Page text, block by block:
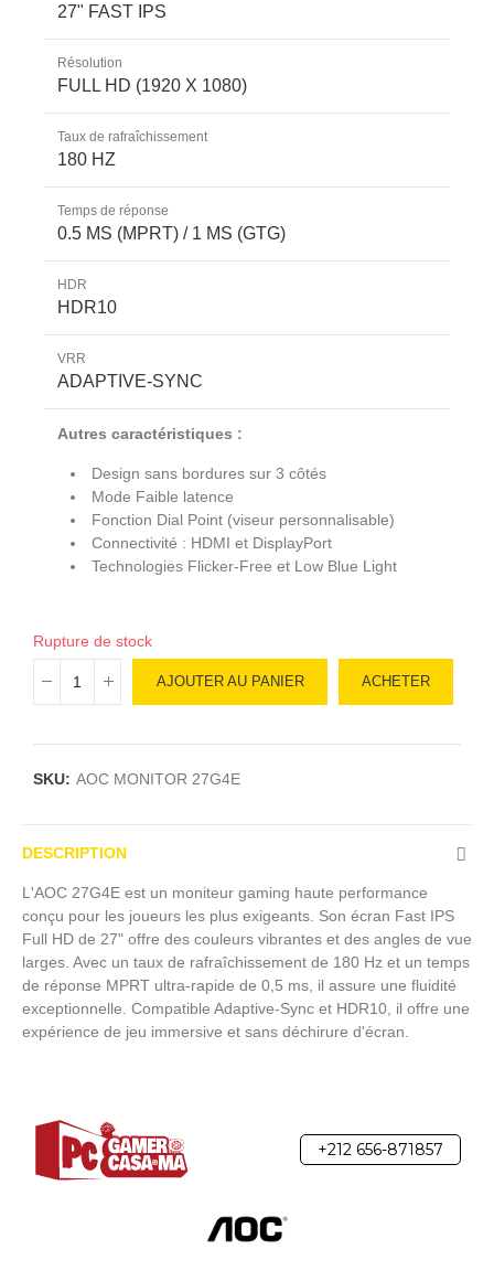
27" FAST IPS
Résolution
FULL HD (1920 X 1080)
Taux de rafraîchissement
180 HZ
Temps de réponse
0.5 MS (MPRT) / 1 MS (GTG)
HDR
HDR10
VRR
ADAPTIVE-SYNC
Autres caractéristiques :
Design sans bordures sur 3 côtés
Mode Faible latence
Fonction Dial Point (viseur personnalisable)
Connectivité : HDMI et DisplayPort
Technologies Flicker-Free et Low Blue Light
Rupture de stock
AJOUTER AU PANIER ACHETER
SKU: AOC MONITOR 27G4E
DESCRIPTION
L'AOC 27G4E est un moniteur gaming haute performance
conçu pour les joueurs les plus exigeants. Son écran Fast IPS
Full HD de 27" offre des couleurs vibrantes et des angles de vue
larges. Avec un taux de rafraîchissement de 180 Hz et un temps
de réponse MPRT ultra-rapide de 0,5 ms, il assure une fluidité
exceptionnelle. Compatible Adaptive-Sync et HDR10, il offre une
expérience de jeu immersive et sans déchirure d'écran.
+212 656-871857